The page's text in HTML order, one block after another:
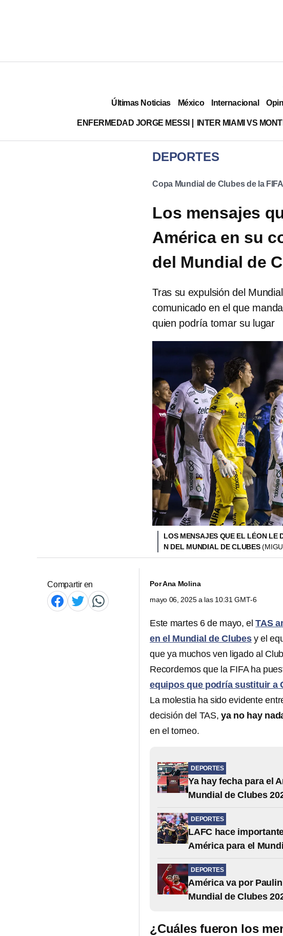
Últimas Noticias México Internacional
ENFERMEDAD JORGE MESSI INTER MIAMI VS
DEPORTES
Copa Mundial de Clubes de la FIFA
Los mensajes
América en su
del Mundial de
Tras su expulsión del
comunicado en el que
quien podría tomar su lugar
LOS MENSAJES QUE EL LÉON LE
N DEL MUNDIAL DE CLUBES
Compartir en PorAna Molina
mayo 06, 2025 a las 10:31 GMT-6
Este martes 6 de mayo, elTAS
en el Mundial de Clubesy el
que ya muchos ven ligado al
Recordemos que la FIFA ha
equipos que podría sustituir a
La molestia ha sido evidente
decisión del TAS, ya no hay
en el torneo.
DEPORTES
Ya hay fecha para el
Mundial de Clubes
DEPORTES
LAFC hace
América para el
DEPORTES
América va por
Mundial de Clubes
¿Cuáles fueron los